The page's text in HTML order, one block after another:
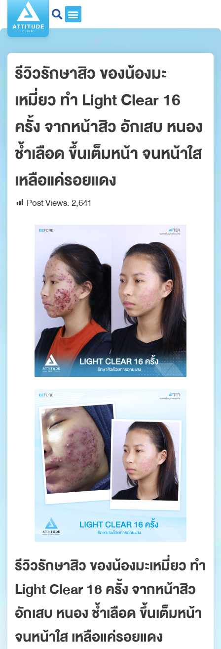
รีวิวรักษาสิว ของน้องมะ
เหมี่ยว ทำ Light Clear 16
ครั้ง จากหน้าสิว อักเสบ หนอง
ช้ำเลือด ขึ้นเต็มหน้า จนหน้าใส
เหลือแค่รอยแดง
Post Views:2,641
รีวิวรักษาสิว ของน้องมะเหมี่ยว ทำ
Light Clear 16 ครั้ง จากหน้าสิว
อักเสบ หนอง ช้ำเลือด ขึ้นเต็มหน้า
จนหน้าใส เหลือแค่รอยแดง